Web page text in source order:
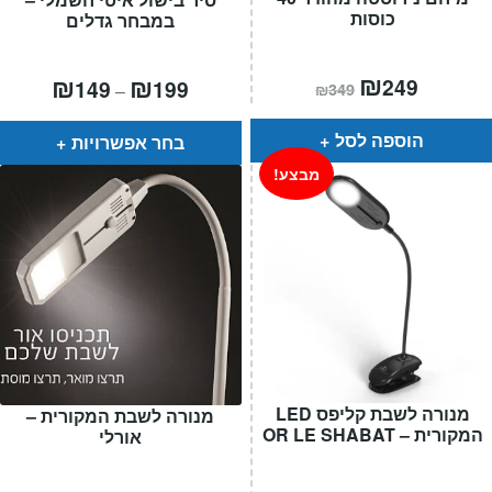
במבחר גדלים
₪149 – ₪199
⁦₪149⁩
בחר אפשרויות
כוסות
₪349 המחיר
המקורי
היה:
₪349.
₪249
הוא:
הוספה לסל
מנורה לשבת המקורית –
אורלי
מנורה לשבת קליפס LED
המקורית – OR LE SHABAT
מבצע!